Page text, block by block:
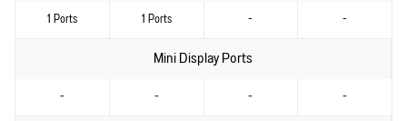
1 Ports 1 Ports - -
Mini Display Ports
- - - -